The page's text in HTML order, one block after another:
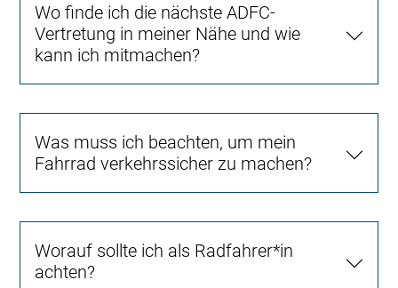
Wo finde ich die nächste ADFC-
Vertretung in meiner Nähe und wie
kann ich mitmachen?
Was muss ich beachten, um mein
Fahrrad verkehrssicher zu machen?
Worauf sollte ich als Radfahrer*in
achten?